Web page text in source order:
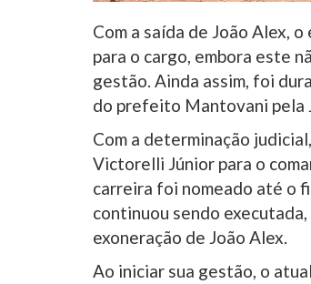
Com a saída de João Alex,
para o cargo, embora este
gestão. Ainda assim, foi
do prefeito Mantovani pela
Com a determinação
Victorelli Júnior para o
carreira foi nomeado até o
continuou sendo
exoneração de João Alex.
Ao iniciar sua gestão, o